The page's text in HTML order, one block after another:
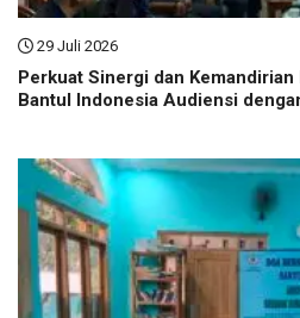
29 Juli 2026
Perkuat Sinergi dan Kemandirian
Bantul Indonesia Audiensi